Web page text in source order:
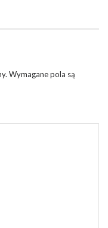
Wymagane pola są